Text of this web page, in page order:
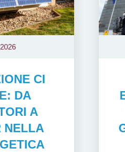
CI
DA
A
NELLA